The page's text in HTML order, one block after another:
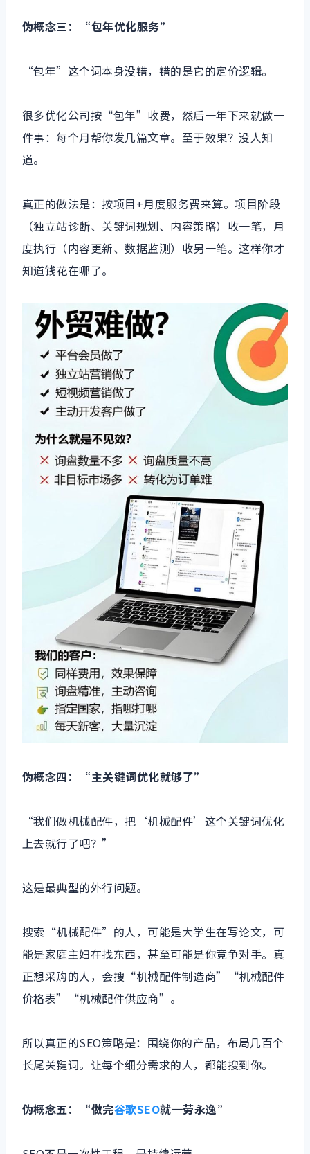
伪概念三：“包年优化服务”
“包年”这个词本身没错，错的是它的定价逻辑。
很多优化公司按“包年”收费，然后一年下来就做一
件事：每个月帮你发几篇文章。至于效果？没人知
道。
真正的做法是：按项目+月度服务费来算。项目阶段
（独立站诊断、关键词规划、内容策略）收一笔，月
度执行（内容更新、数据监测）收另一笔。这样你才
知道钱花在哪了。
伪概念四：“主关键词优化就够了”
“我们做机械配件，把‘机械配件’这个关键词优化
上去就行了吧？”
这是最典型的外行问题。
搜索“机械配件”的人，可能是大学生在写论文，可
能是家庭主妇在找东西，甚至可能是你竞争对手。真
正想采购的人，会搜“机械配件制造商”“机械配件
价格表”“机械配件供应商”。
所以真正的SEO策略是：围绕你的产品，布局几百个
长尾关键词。让每个细分需求的人，都能搜到你。
伪概念五：“做完谷歌SEO就一劳永逸”